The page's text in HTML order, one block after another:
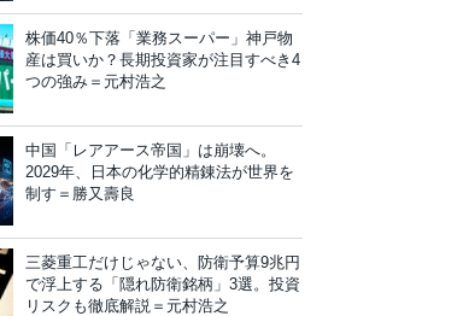
株価40％下落「業務スーパー」神戸物
産は買いか？長期投資家が注目すべき4
つの強み＝元村浩之
中国「レアアース帝国」は崩壊へ。
2029年、日本の化学的精錬法が世界を
制す＝勝又壽良
三菱重工だけじゃない、防衛予算9兆円
で浮上する「隠れ防衛銘柄」3選。投資
リスクも徹底解説＝元村浩之